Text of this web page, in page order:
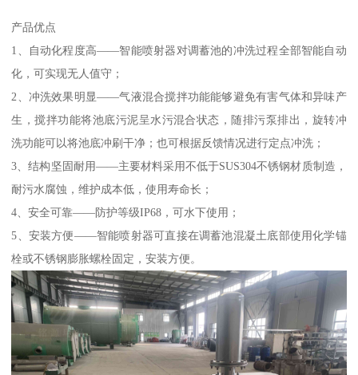
产品优点
1、自动化程度高——智能喷射器对调蓄池的冲洗过程全部智能自动
化，可实现无人值守；
2、冲洗效果明显——气液混合搅拌功能能够避免有害气体和异味产
生，搅拌功能将池底污泥呈水污混合状态，随排污泵排出，旋转冲
洗功能可以将池底冲刷干净；也可根据反馈情况进行定点冲洗；
3、结构坚固耐用——主要材料采用不低于SUS304不锈钢材质制造，
耐污水腐蚀，维护成本低，使用寿命长；
4、安全可靠——防护等级IP68，可水下使用；
5、安装方便——智能喷射器可直接在调蓄池混凝土底部使用化学锚
栓或不锈钢膨胀螺栓固定，安装方便。